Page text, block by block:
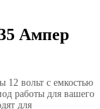
Ампер
12 вольт с емкостью
работы для вашего
для